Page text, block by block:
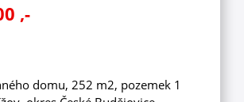
,-
domu, 252 m2, pozemek 1